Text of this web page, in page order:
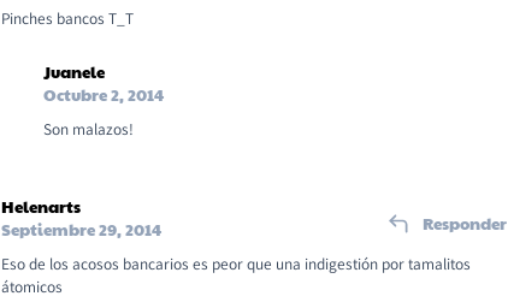
Pinches bancos T_T
Juanele
Octubre 2, 2014
Son malazos!
Helenarts
Septiembre 29, 2014
Eso de los acosos bancarios es peor que una indigestión por tamalitos
átomicos
Responder